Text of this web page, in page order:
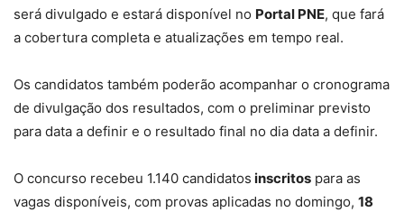
será divulgado e estará disponível no Portal PNE, que fará
a cobertura completa e atualizações em tempo real.
Os candidatos também poderão acompanhar o cronograma
de divulgação dos resultados, com o preliminar previsto
para data a definir e o resultado final no dia data a definir.
O concurso recebeu 1.140 candidatos inscritos para as
vagas disponíveis, com provas aplicadas no domingo, 18